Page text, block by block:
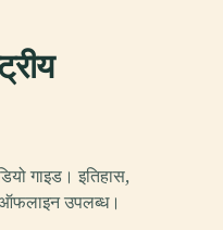
गाइड। इतिहास,
उपलब्ध।